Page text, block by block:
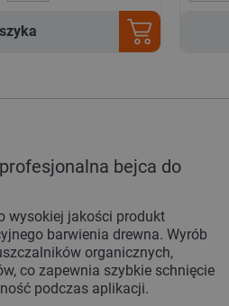
bejca do
wysokiej jakości produkt
barwienia drewna. Wyrób
organicznych,
co zapewnia szybkie schnięcie
podczas aplikacji.